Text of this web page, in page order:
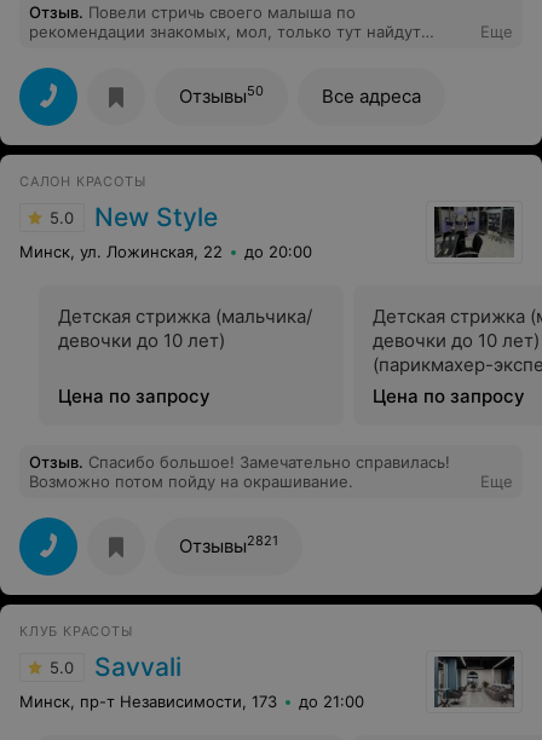
Отзыв. Повели стричь своего малыша по
рекомендации знакомых, мол, только тут найдут
приемлемую цену). Знакомых уже поблагодарила.
Здесь пишу благодарность мастеру Анжеле и
администратору за профессионализм, участливость и
понимание. Знаю, как это трудно стричь, когда
ребенок вертится, капризничает, плачет. Уговорили,
просит сходить стричься.
Еще
Отзывы50 Все адреса
САЛОН КРАСОТЫ
5.0 New Style
Минск, ул. Ложинская, 22 до 20:00
Детская стрижка (мальчика/
девочки до 10 лет)
Цена по запросу
Детская стрижка
девочки до 10 лет)
(парикмахер-
Цена по запросу
Отзыв. Спасибо большое! Замечательно справилась!
Возможно потом пойду на окрашивание.
Еще
Отзывы2821
КЛУБ КРАСОТЫ
5.0 Savvali
Минск, пр-т Независимости, 173 до 21:00